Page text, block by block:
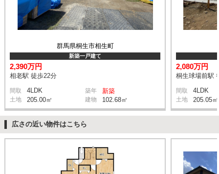
群馬県桐生市相生町
新築一戸建て
2,390万円
相老駅 徒歩22分
間取 4LDK 築年 新築
土地 205.00㎡ 建物 102.68㎡
2,080万円
桐生球場前駅
間取 4LDK
土地 205.05㎡
広さの近い物件はこちら